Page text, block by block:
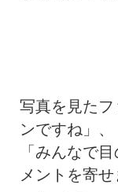
写真を見た
ンですね」、
「みんなで
メントを寄せ